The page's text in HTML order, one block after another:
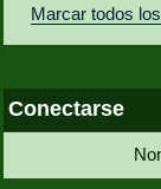
Marcar todos
Conectarse